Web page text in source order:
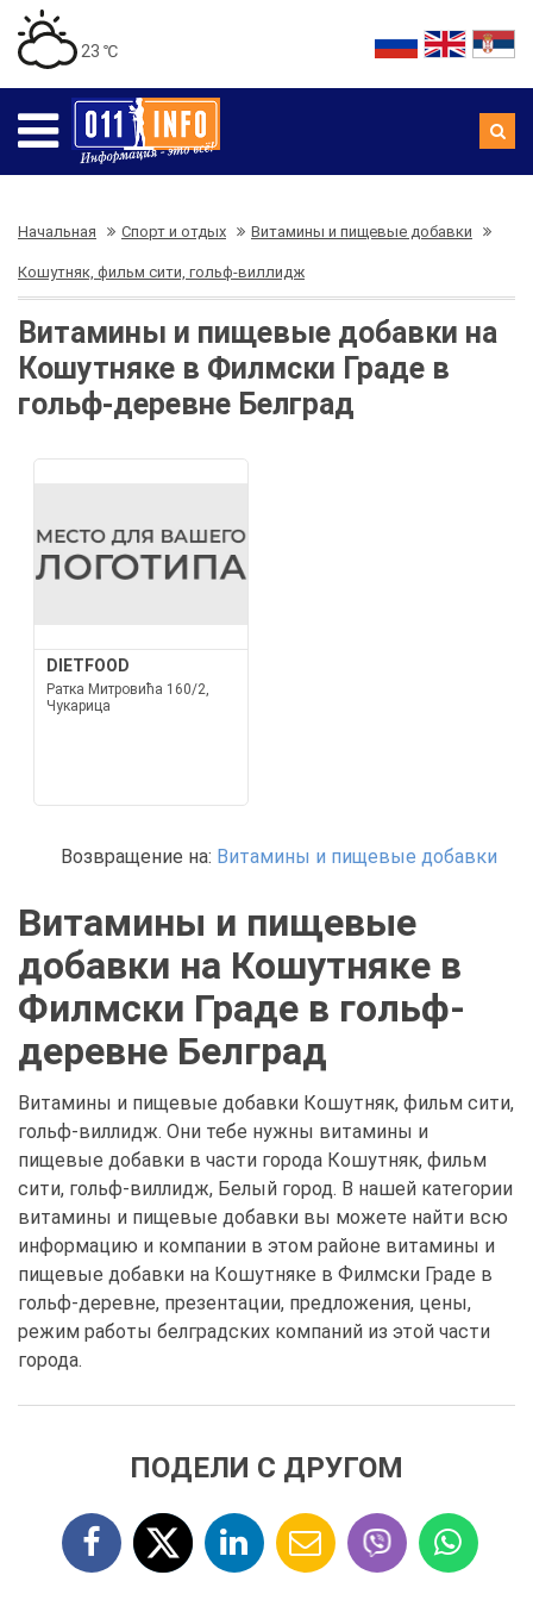
23 ℃
Начальная Спорт и отдых Витамины и пищевые добавки
Кошутняк, фильм сити, гольф-виллидж
Витамины и пищевые добавки на
Кошутняке в Филмски Граде в
гольф-деревне Белград
DIETFOOD
Ратка Митровића 160/2,
Чукарица
Возвращение на: Витамины и пищевые добавки
Витамины и пищевые
добавки на Кошутняке в
Филмски Граде в гольф-
деревне Белград
Витамины и пищевые добавки Кошутняк, фильм сити,
гольф-виллидж. Они тебе нужны витамины и
пищевые добавки в части города Кошутняк, фильм
сити, гольф-виллидж, Белый город. В нашей категории
витамины и пищевые добавки вы можете найти всю
информацию и компании в этом районе витамины и
пищевые добавки на Кошутняке в Филмски Граде в
гольф-деревне, презентации, предложения, цены,
режим работы белградских компаний из этой части
города.
ПОДЕЛИ С ДРУГОМ